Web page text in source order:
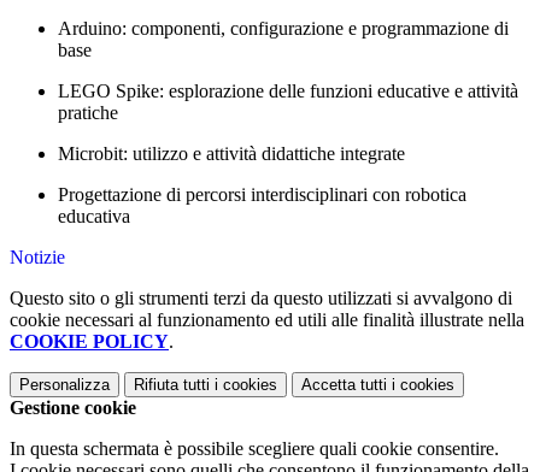
Arduino: componenti, configurazione e programmazione di
base
LEGO Spike: esplorazione delle funzioni educative e attività
pratiche
Microbit: utilizzo e attività didattiche integrate
Progettazione di percorsi interdisciplinari con robotica
educativa
Notizie
Questo sito o gli strumenti terzi da questo utilizzati si avvalgono di
cookie necessari al funzionamento ed utili alle finalità illustrate nella
COOKIE POLICY.
Personalizza Rifiuta tutti i cookies Accetta tutti i cookies
Gestione cookie
In questa schermata è possibile scegliere quali cookie consentire.